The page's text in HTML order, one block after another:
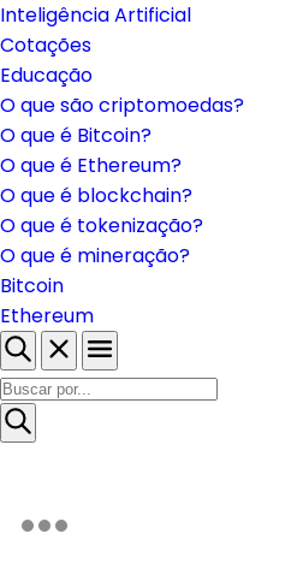
Inteligência Artificial
Cotações
Educação
O que são criptomoedas?
O que é Bitcoin?
O que é Ethereum?
O que é blockchain?
O que é tokenização?
O que é mineração?
Bitcoin
Ethereum